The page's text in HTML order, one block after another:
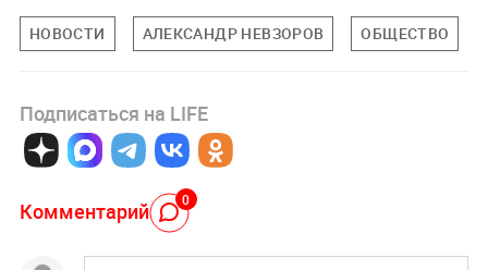
НОВОСТИ АЛЕКСАНДР НЕВЗОРОВ ОБЩЕСТВО
Подписаться на LIFE
Комментарий 0